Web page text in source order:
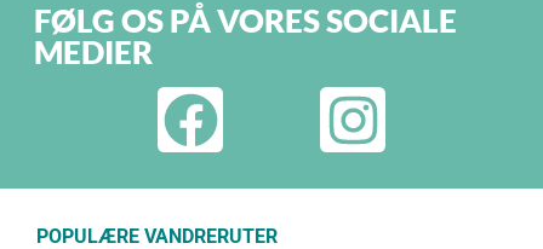
FØLG OS PÅ VORES SOCIALE
MEDIER
POPULÆRE VANDRERUTER